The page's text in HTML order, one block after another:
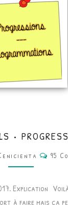
•
OUTILS
•
95
Explication
à faire mais ça